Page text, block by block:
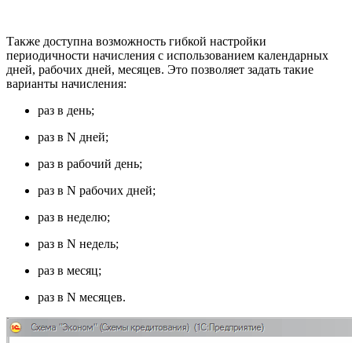
Также доступна возможность гибкой настройки
периодичности начисления с использованием календарных
дней, рабочих дней, месяцев. Это позволяет задать такие
варианты начисления:
раз в день;
раз в N дней;
раз в рабочий день;
раз в N рабочих дней;
раз в неделю;
раз в N недель;
раз в месяц;
раз в N месяцев.